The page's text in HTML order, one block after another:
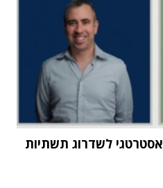
וואן הובילה פרויקט SAP אסטרטגי לשדרוג תשתיות